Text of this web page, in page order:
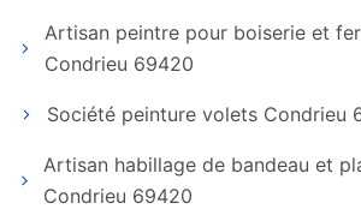
Artisan peintre pour boiserie et
Condrieu 69420
Société peinture volets Condrieu
Artisan habillage de bandeau et
Condrieu 69420